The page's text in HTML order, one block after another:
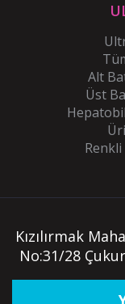
Alt
Üst
Kızılırmak
No:31/28